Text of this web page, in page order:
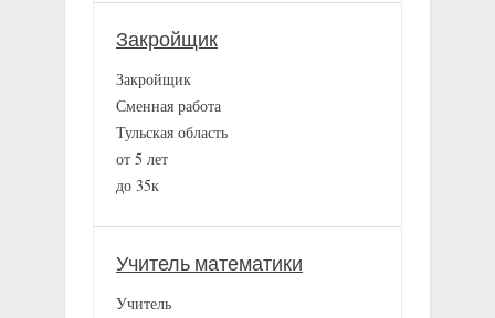
Закройщик
Закройщик
Сменная работа
Тульская область
от 5 лет
до 35к
Учитель математики
Учитель